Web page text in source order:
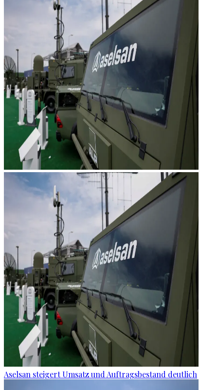
Aselsan steigert Umsatz und Auftragsbestand deutlich